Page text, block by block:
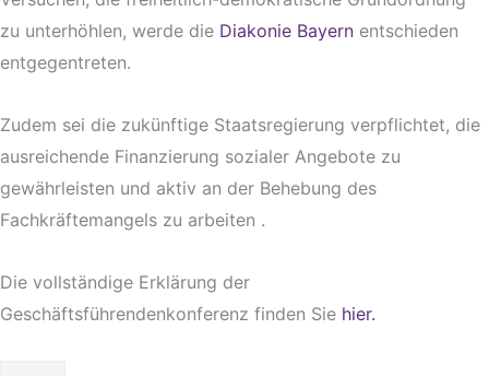
zu unterhöhlen, werde die Diakonie Bayern entschieden
entgegentreten.
Zudem sei die zukünftige Staatsregierung verpflichtet, die
ausreichende Finanzierung sozialer Angebote zu
gewährleisten und aktiv an der Behebung des
Fachkräftemangels zu arbeiten .
Die vollständige Erklärung der
Geschäftsführendenkonferenz finden Sie hier.